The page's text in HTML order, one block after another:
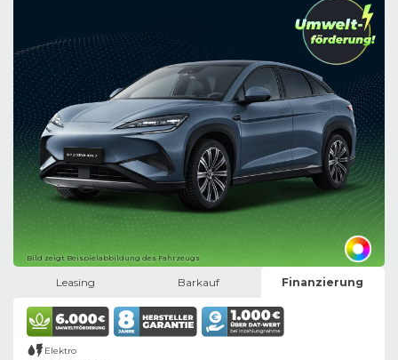
Bild zeigt Beispielabbildung des Fahrzeugs
Leasing Barkauf Finanzierung
Elektro